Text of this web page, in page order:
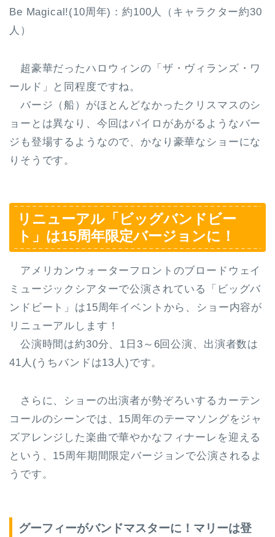
Be Magical!(10周年)：約100人（キャラクター約30
人）
超豪華だったハロウィンの「ザ・ヴィランズ・ワ
ールド」と同程度ですね。
バージ（船）がほとんどなかったクリスマスのシ
ョーとは異なり、今回はパイロがあがるようなバー
ジも登場するようなので、かなり豪華なショーにな
りそうです。
リニューアル「ビッグバンドビー
ト」は15周年限定バージョンに！
アメリカンウォーターフロントのブロードウェイ
ミュージックシアターで公演されている「ビッグバ
ンドビート」は15周年イベントから、ショー内容が
リニューアルします！
公演時間は約30分、 1日3～6回公演 、 出演者数は
41人(うちバンドは13人)です。
さらに、 ショーの出演者が勢ぞろいするカーテン
コールのシーンでは、15周年のテーマソングをジャ
ズアレンジした楽曲で華やかなフィナーレを迎える
という、15周年期間限定バージョンで公演されるよ
うです。
グーフィーがバンドマスターに！マリーは登